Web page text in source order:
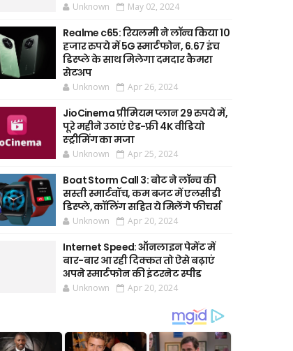
Unknown May 02, 2024
Realme c65: रियलमी ने लॉन्च किया 10
हजार रुपये में 5G स्मार्टफोन, 6.67 इंच
डिस्प्ले के साथ मिलेगा दमदार कैमरा
सेटअप
Unknown Apr 26, 2024
JioCinema प्रीमियम प्लान 29 रुपये में,
पूरे महीने उठाएं ऐड-फ्री 4K वीडियो
स्ट्रीमिंग का मजा
Unknown Apr 25, 2024
Boat Storm Call 3: बोट ने लॉन्च की
सस्ती स्मार्टवॉच, कम बजट में एलसीडी
डिस्प्ले, कॉलिंग सहित ये मिलेंगे फीचर्स
Unknown Apr 20, 2024
Internet Speed: ऑनलाइन पेमेंट में
बार-बार आ रही दिक्कत तो ऐसे बढ़ाएं
अपने स्मार्टफोन की इंटरनेट स्पीड
Unknown Apr 20, 2024